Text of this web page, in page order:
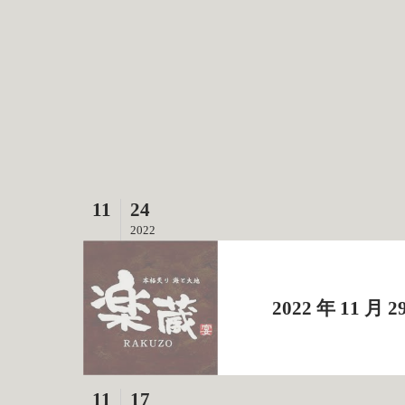
11 24
2022
2022 年 11 月
11 17